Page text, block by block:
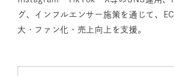
グ、インフルエンサー施策を通じて、
大・ファン化・売上向上を支援。